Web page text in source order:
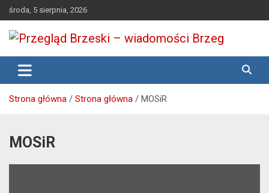
Skip
to
content
środa, 5 sierpnia, 2026
Przegląd Brzeski – wiadomości
Brzeg
Brzeg24
Strona główna Strona główna MOSiR
MOSiR